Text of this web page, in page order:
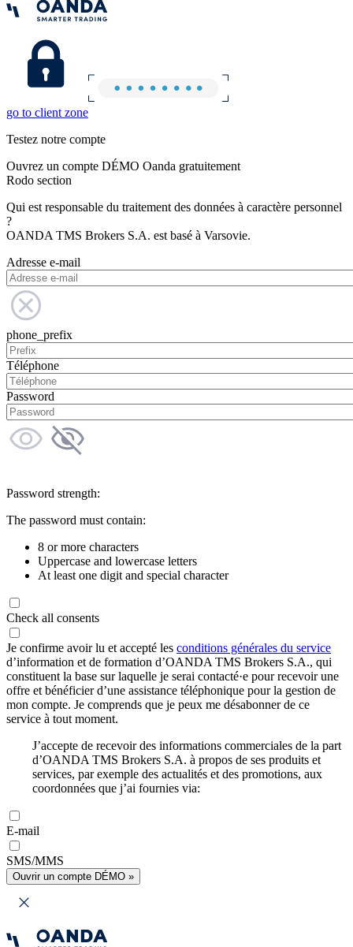
go to client zone
Testez notre compte
Ouvrez un compte DÉMO Oanda gratuitement
Rodo section
Qui est responsable du traitement des données à caractère personnel
?
OANDA TMS Brokers S.A. est basé à Varsovie.
Adresse e-mail
phone_prefix
Téléphone
Password
Password strength:
The password must contain:
8 or more characters
Uppercase and lowercase letters
At least one digit and special character
Check all consents
Je confirme avoir lu et accepté les conditions générales du service
d’information et de formation d’OANDA TMS Brokers S.A., qui
constituent la base sur laquelle je serai contacté·e pour recevoir une
offre et bénéficier d’une assistance téléphonique pour la gestion de
mon compte. Je comprends que je peux me désabonner de ce
service à tout moment.
J’accepte de recevoir des informations commerciales de la part
d’OANDA TMS Brokers S.A. à propos de ses produits et
services, par exemple des actualités et des promotions, aux
coordonnées que j’ai fournies via:
E-mail
SMS/MMS
Ouvrir un compte DÉMO »